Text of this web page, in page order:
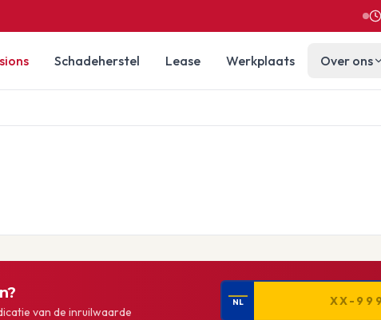
Schadeherstel Lease Werkplaats Over ons
van de inruilwaarde
NL